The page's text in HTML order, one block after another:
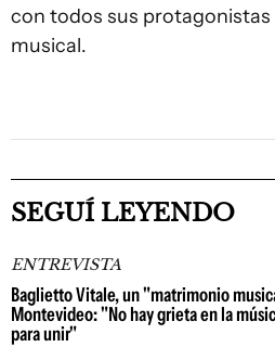
con todos sus
musical.
SEGUÍ LEYENDO
ENTREVISTA
Baglietto Vitale, un "matrimonio
Montevideo: "No hay grieta en la
para unir"